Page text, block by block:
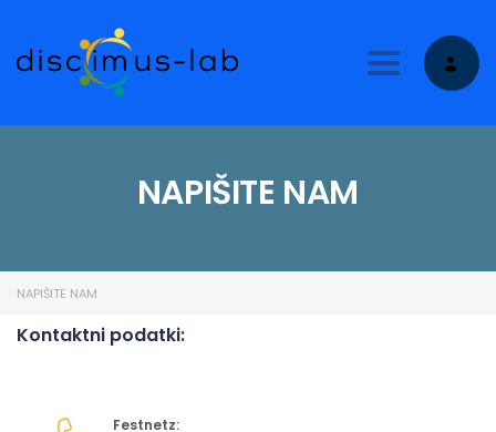
Toggle
NAPIŠITE NAM
NAPIŠITE NAM
Kontaktni podatki:
Festnetz: